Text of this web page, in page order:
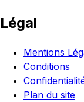
Légal
Mentions
Conditions
Plan du site